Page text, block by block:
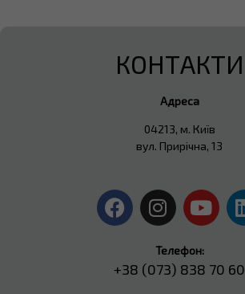
КОНТАКТИ
Адреса
04213, м. Київ
вул. Прирічна, 13
Телефон:
+38 (073) 838 70 60